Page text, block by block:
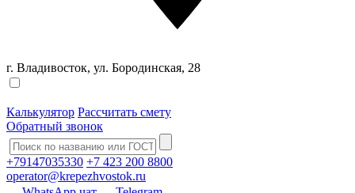
г. Владивосток, ул. Бородинская, 28
Калькулятор Рассчитать смету
Обратный звонок
+79147035330 +7 423 200 8800
operator@krepezhvostok.ru